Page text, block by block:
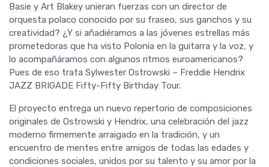
Basie y Art Blakey unieran fuerzas con un director de
orquesta polaco conocido por su fraseo, sus ganchos y su
creatividad? ¿Y si añadiéramos a las jóvenes estrellas más
prometedoras que ha visto Polonia en la guitarra y la voz, y
lo acompañáramos con algunos ritmos euroamericanos?
Pues de eso trata Sylwester Ostrowski – Freddie Hendrix
JAZZ BRIGADE Fifty-Fifty Birthday Tour.
El proyecto entrega un nuevo repertorio de composiciones
originales de Ostrowski y Hendrix, una celebración del jazz
moderno firmemente arraigado en la tradición, y un
encuentro de mentes entre amigos de todas las edades y
condiciones sociales, unidos por su talento y su amor por la